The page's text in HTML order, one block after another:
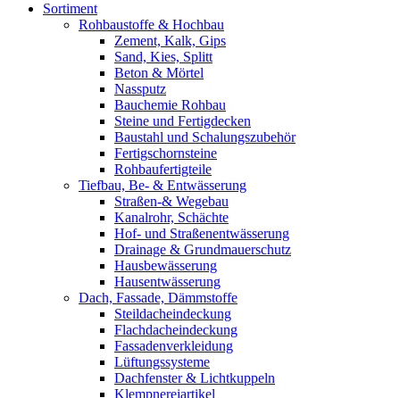
Sortiment
Rohbaustoffe & Hochbau
Zement, Kalk, Gips
Sand, Kies, Splitt
Beton & Mörtel
Nassputz
Bauchemie Rohbau
Steine und Fertigdecken
Baustahl und Schalungszubehör
Fertigschornsteine
Rohbaufertigteile
Tiefbau, Be- & Entwässerung
Straßen-& Wegebau
Kanalrohr, Schächte
Hof- und Straßenentwässerung
Drainage & Grundmauerschutz
Hausbewässerung
Hausentwässerung
Dach, Fassade, Dämmstoffe
Steildacheindeckung
Flachdacheindeckung
Fassadenverkleidung
Lüftungssysteme
Dachfenster & Lichtkuppeln
Klempnereiartikel